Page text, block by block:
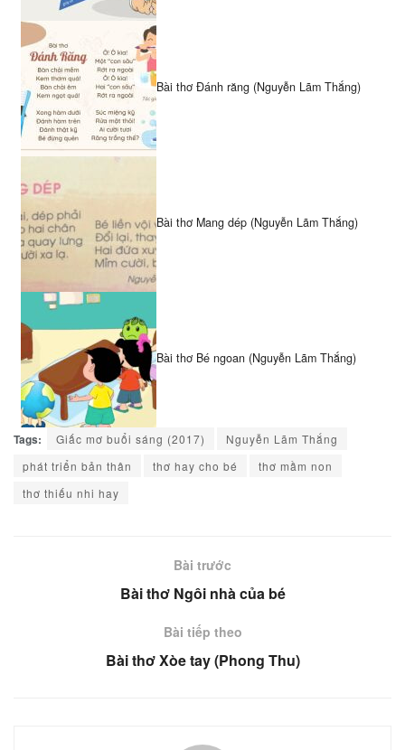
Bài thơ Đánh răng (Nguyễn Lãm Thắng)
Bài thơ Mang dép (Nguyễn Lãm Thắng)
Bài thơ Bé ngoan (Nguyễn Lãm Thắng)
Tags: Giấc mơ buổi sáng (2017)
Nguyễn Lãm Thắng
phát triển bản thân
thơ hay cho bé
thơ mầm non
thơ thiếu nhi hay
Bài trước
Bài thơ Ngôi nhà của bé
Bài tiếp theo
Bài thơ Xòe tay (Phong Thu)